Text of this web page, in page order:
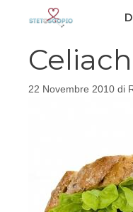
contenuto
22 Novembre 2010 di